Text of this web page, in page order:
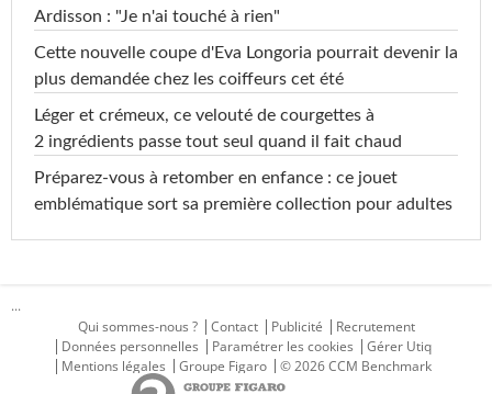
Ardisson : "Je n'ai touché à rien"
Cette nouvelle coupe d'Eva Longoria pourrait devenir la
plus demandée chez les coiffeurs cet été
Léger et crémeux, ce velouté de courgettes à
2 ingrédients passe tout seul quand il fait chaud
Préparez-vous à retomber en enfance : ce jouet
emblématique sort sa première collection pour adultes
...
Qui sommes-nous ?
Contact Publicité
Recrutement
Données personnelles
Paramétrer les cookies
Gérer Utiq
Mentions légales
Groupe Figaro © 2026 CCM Benchmark